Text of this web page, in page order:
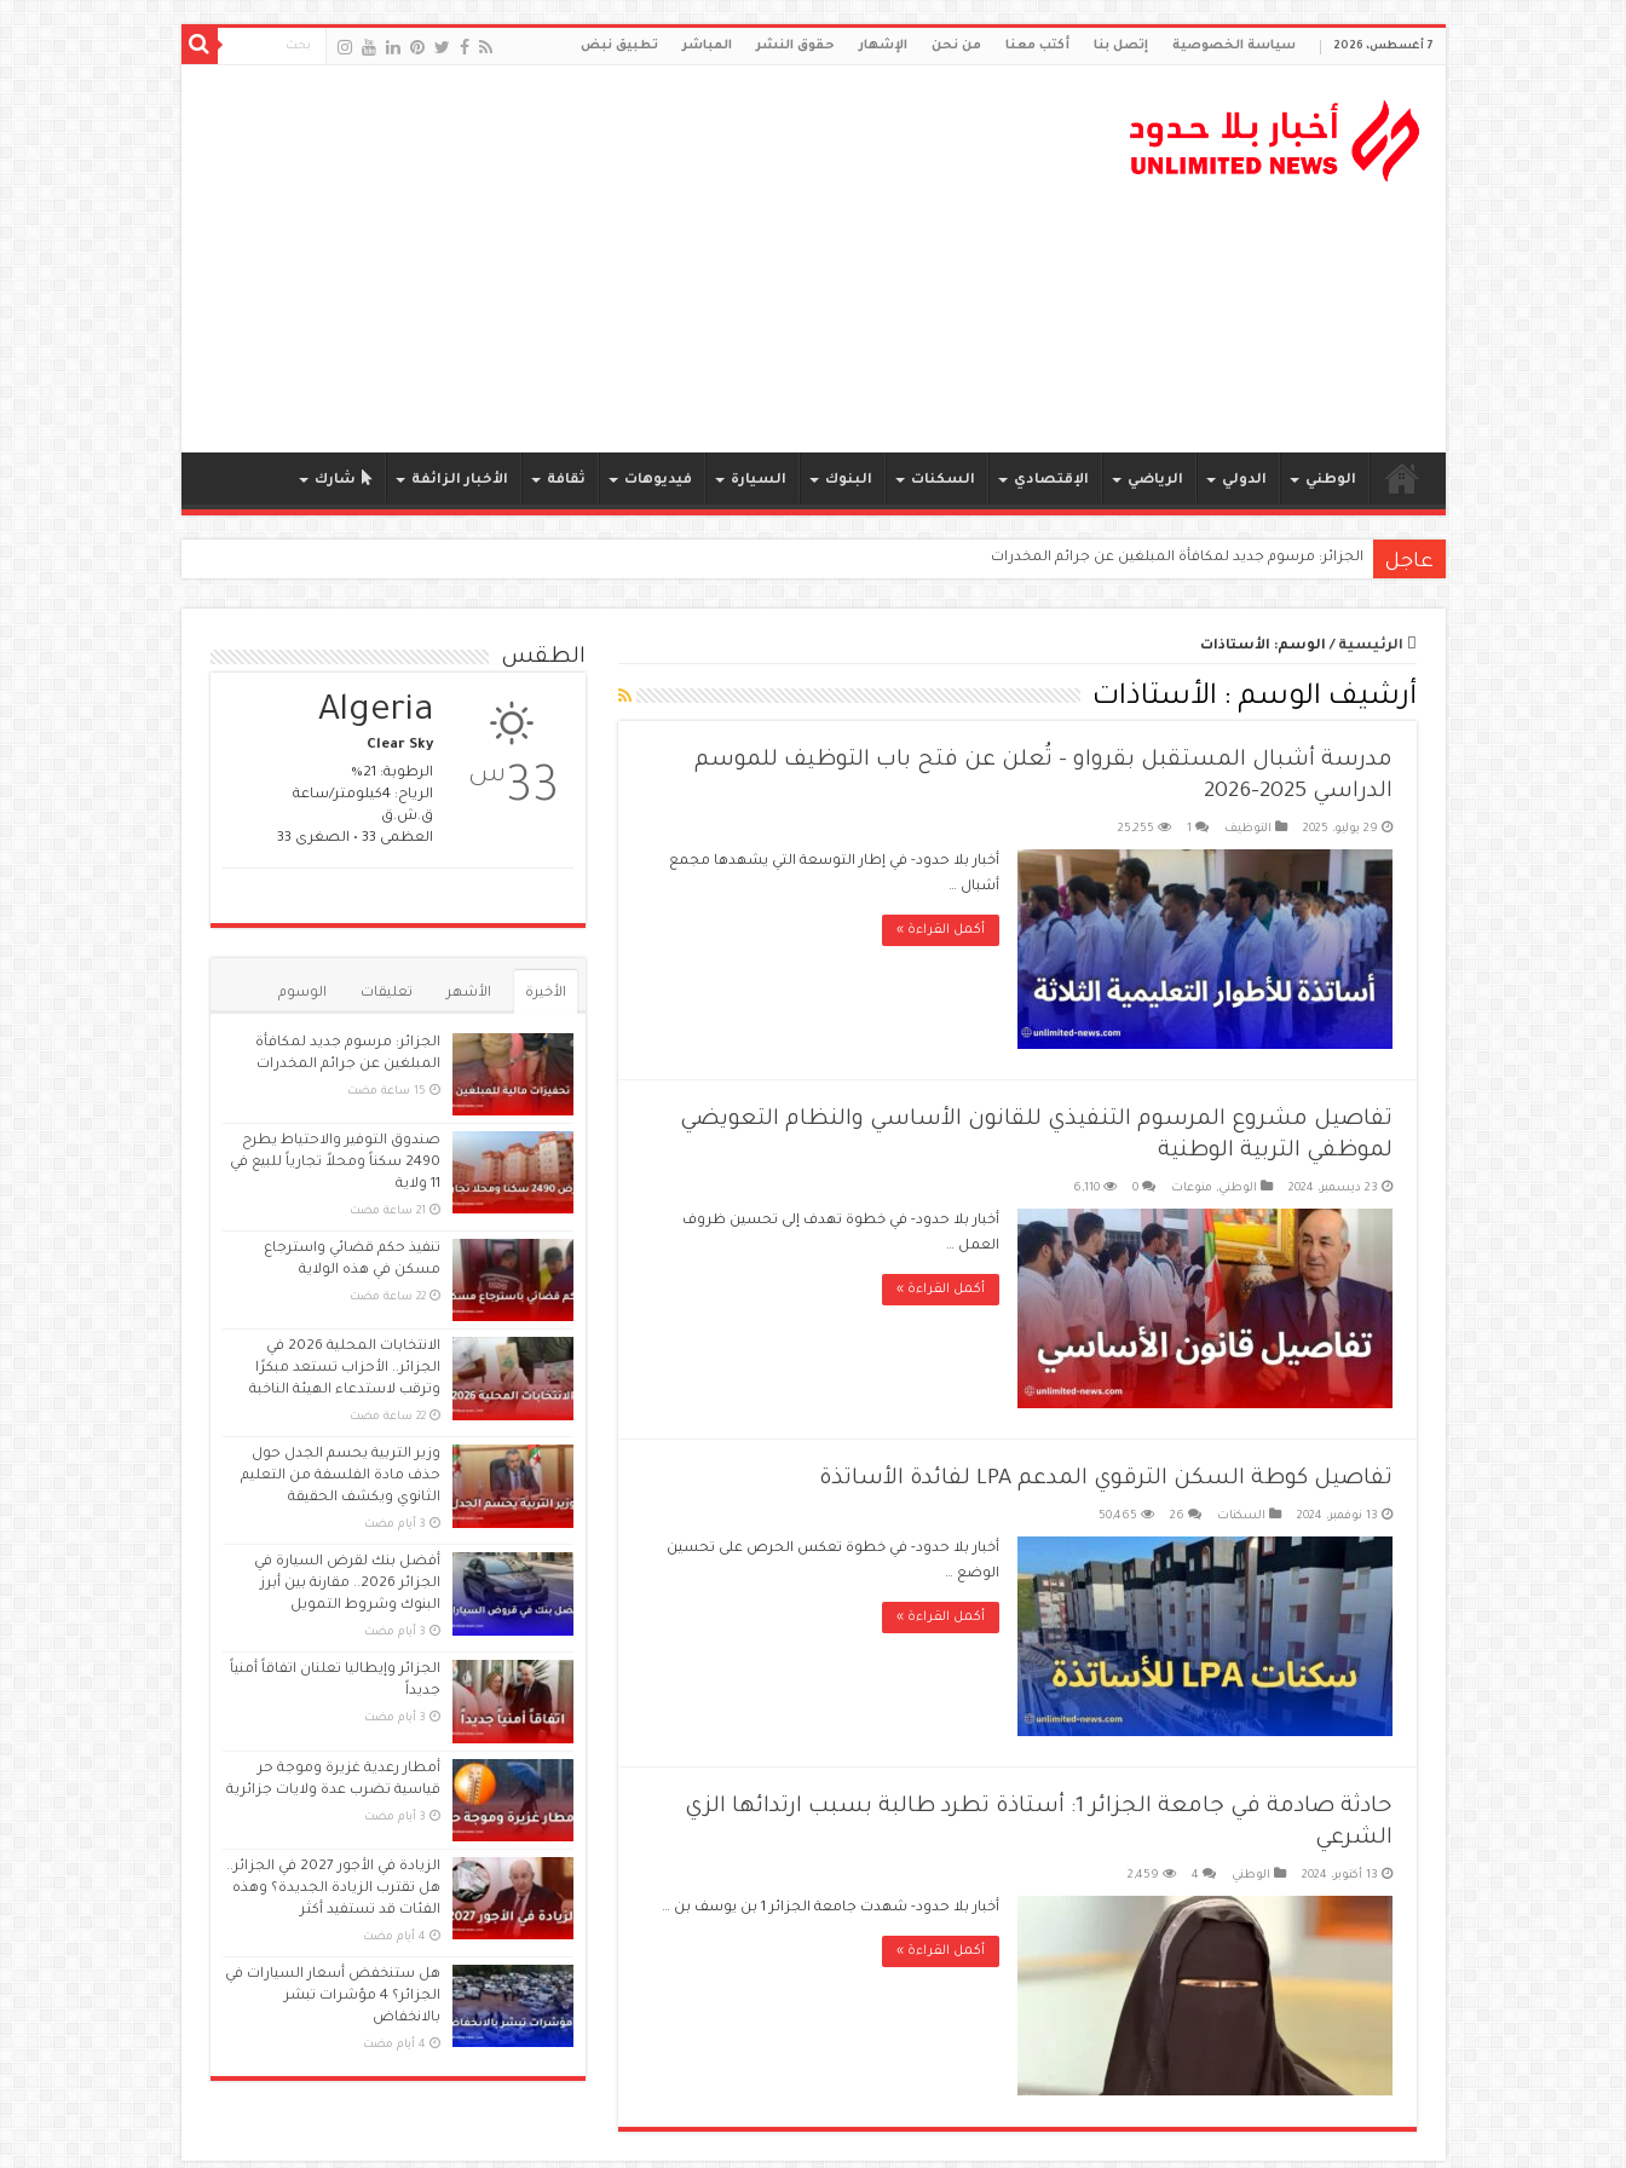
7 أغسطس، 2026 سياسة الخصوصية إتصل بنا أكتب معنا من نحن الإشهار حقوق النشر المباشر تطبيق نبض
الوطني الدولي الرياضي الإقتصادي السكنات البنوك السيارة فيديوهات ثقافة الأخبار الزائفة شارك
عاجل الجزائر: مرسوم جديد لمكافأة المبلغين عن جرائم المخدرات
الرئيسية / الوسم: الأستاذات
أرشيف الوسم : الأستاذات
مدرسة أشبال المستقبل بقرواو – تُعلن عن فتح باب التوظيف للموسم
الدراسي 2025-2026
29 يوليو، 2025 التوظيف 1
25,255
أخبار بلا حدود- في إطار التوسعة التي يشهدها مجمع
أشبال …
أكمل القراءة »
تفاصيل مشروع المرسوم التنفيذي للقانون الأساسي والنظام التعويضي
لموظفي التربية الوطنية
23 ديسمبر، 2024 الوطني, منوعات 0
6,110
أخبار بلا حدود- في خطوة تهدف إلى تحسين ظروف
العمل …
أكمل القراءة »
تفاصيل كوطة السكن الترقوي المدعم LPA لفائدة الأساتذة
13 نوفمبر، 2024 السكنات 26
50,465
أخبار بلا حدود- في خطوة تعكس الحرص على تحسين
الوضع …
أكمل القراءة »
حادثة صادمة في جامعة الجزائر 1: أستاذة تطرد طالبة بسبب ارتدائها الزي
الشرعي
13 أكتوبر، 2024 الوطني 4
2,459
أخبار بلا حدود- شهدت جامعة الجزائر 1 بن يوسف بن …
أكمل القراءة »
الطقس
33 س
Algeria
Clear Sky
الرطوبة: 21%
الرياح: 4كيلومتر/ساعة
ق.ش.ق‎
العظمى 33 • الصغرى 33
الأخيرة الأشهر تعليقات الوسوم
الجزائر: مرسوم جديد لمكافأة
المبلغين عن جرائم المخدرات
صندوق التوفير والاحتياط يطرح
2490 سكناً ومحلاً تجارياً للبيع في
11 ولاية
تنفيذ حكم قضائي واسترجاع
مسكن في هذه الولاية
‏22 ساعة مضت
الانتخابات المحلية 2026 في
الجزائر.. الأحزاب تستعد مبكرًا
وترقب لاستدعاء الهيئة الناخبة
‏22 ساعة مضت
وزير التربية يحسم الجدل حول
حذف مادة الفلسفة من التعليم
الثانوي ويكشف الحقيقة
أفضل بنك لقرض السيارة في
الجزائر 2026.. مقارنة بين أبرز
البنوك وشروط التمويل
الجزائر وإيطاليا تعلنان اتفاقاً أمنياً
جديداً
أمطار رعدية غزيرة وموجة حر
قياسية تضرب عدة ولايات جزائرية
الزيادة في الأجور 2027 في الجزائر..
هل تقترب الزيادة الجديدة؟ وهذه
الفئات قد تستفيد أكثر
هل ستنخفض أسعار السيارات في
الجزائر؟ 4 مؤشرات تبشر
بالانخفاض